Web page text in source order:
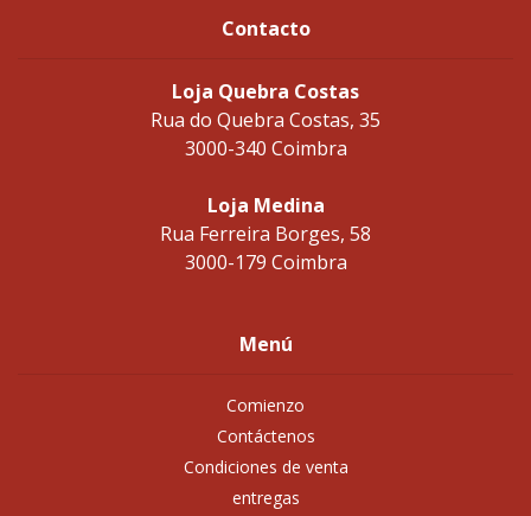
Contacto
Loja Quebra Costas
Rua do Quebra Costas, 35
3000-340 Coimbra
Loja Medina
Rua Ferreira Borges, 58
3000-179 Coimbra
Menú
Comienzo
Contáctenos
Condiciones de venta
entregas